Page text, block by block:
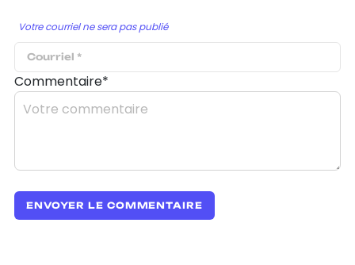
Votre courriel ne sera pas publié
Commentaire*